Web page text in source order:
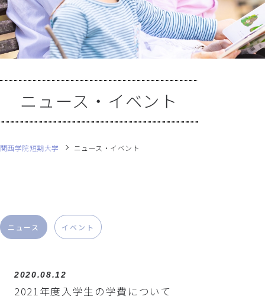
ニュース・イベント
関西学院短期大学 ニュース・イベント
ニュース イベント
2020.08.12
2021年度入学生の学費について